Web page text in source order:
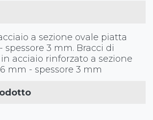
a sezione ovale piatta
spessore 3 mm. Bracci di
acciaio rinforzato a sezione
mm - spessore 3 mm